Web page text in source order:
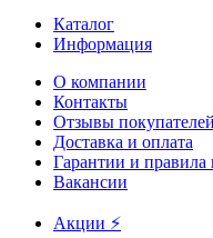
Каталог
Информация
О компании
Контакты
Отзывы покупателей
Доставка и оплата
Гарантии и правила
Вакансии
Акции ⚡️